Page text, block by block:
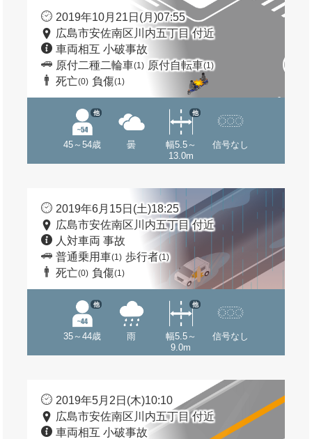
2019年10月21日(月)07:55
広島市安佐南区川内五丁目 付近
車両相互 小破事故
原付二種二輪車(1) 原付自転車(1)
死亡(0) 負傷(1)
45～54歳
他
曇
幅5.5～
13.0m
他
信号なし
2019年6月15日(土)18:25
広島市安佐南区川内五丁目 付近
人対車両 事故
普通乗用車(1) 歩行者(1)
死亡(0) 負傷(1)
35～44歳
他
雨
幅5.5～
9.0m
他
信号なし
2019年5月2日(木)10:10
広島市安佐南区川内五丁目 付近
車両相互 小破事故